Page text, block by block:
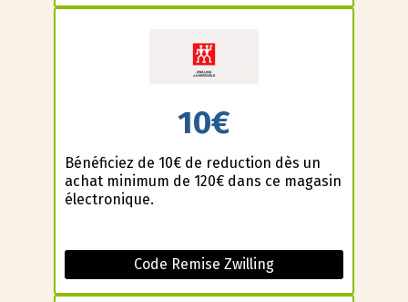
10€
Bénéficiez de 10€ de reduction dès un
achat minimum de 120€ dans ce magasin
électronique.
Code Remise Zwilling